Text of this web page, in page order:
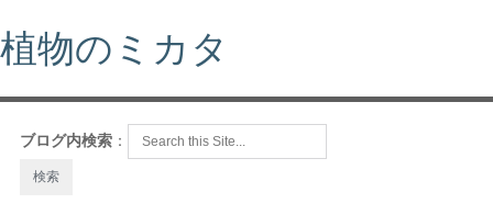
植物のミカタ
ブログ内検索 ：